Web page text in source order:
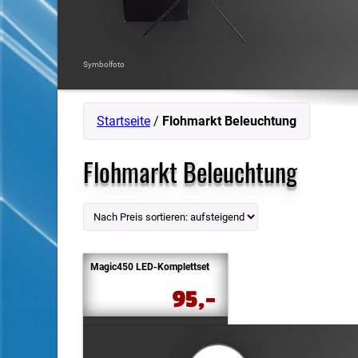
Symbolfoto
Startseite / Flohmarkt Beleuchtung
Flohmarkt Beleuchtung
Magic450 LED-Komplettset
95,-